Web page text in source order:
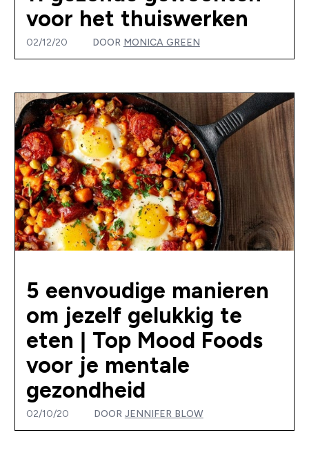
voor het thuiswerken
02/12/20 DOOR MONICA GREEN
5 eenvoudige manieren
om jezelf gelukkig te
eten | Top Mood Foods
voor je mentale
gezondheid
02/10/20 DOOR JENNIFER BLOW